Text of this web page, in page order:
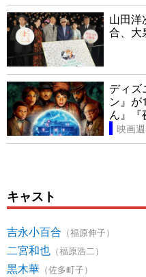
山田洋
合、大
ディズ
ン』が
ん』
映画
キャスト
吉永小百合 （福原伸子）
二宮和也 （福原浩二）
黒木華 （佐多町子）